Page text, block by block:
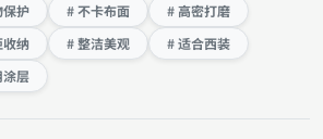
保护 # 不卡布面
# 高密打磨
收纳 # 整洁美观
# 适合西装
涂层